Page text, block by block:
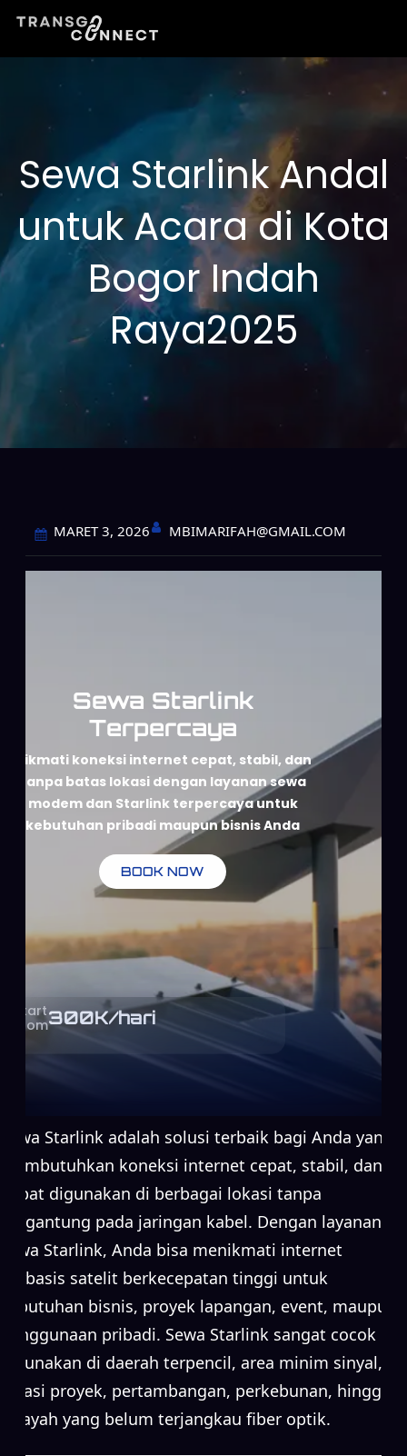
Lewati
Sewa Starlink Andal
untuk Acara di Kota
Bogor Indah
Raya2025
MARET 3, 2026 MBIMARIFAH@GMAIL.COM
Sewa Starlink
Terpercaya
Nikmati koneksi internet cepat, stabil, dan
tanpa batas lokasi dengan layanan sewa
modem dan Starlink terpercaya untuk
kebutuhan pribadi maupun bisnis Anda
BOOK NOW
Start
From300K/hari
Sewa Starlink adalah solusi terbaik bagi Anda yang
membutuhkan koneksi internet cepat, stabil, dan
dapat digunakan di berbagai lokasi tanpa
bergantung pada jaringan kabel. Dengan layanan
sewa Starlink, Anda bisa menikmati internet
berbasis satelit berkecepatan tinggi untuk
kebutuhan bisnis, proyek lapangan, event, maupun
penggunaan pribadi. Sewa Starlink sangat cocok
digunakan di daerah terpencil, area minim sinyal,
lokasi proyek, pertambangan, perkebunan, hingga
wilayah yang belum terjangkau fiber optik.